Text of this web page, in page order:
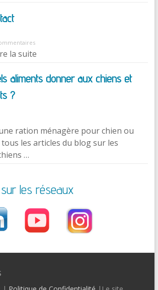
la suite
aliments donner aux chiens et
?
ration ménagère pour chien ou
les articles du blog sur les
…
les réseaux